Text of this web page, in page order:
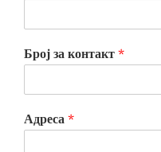
Број за контакт *
Адреса *